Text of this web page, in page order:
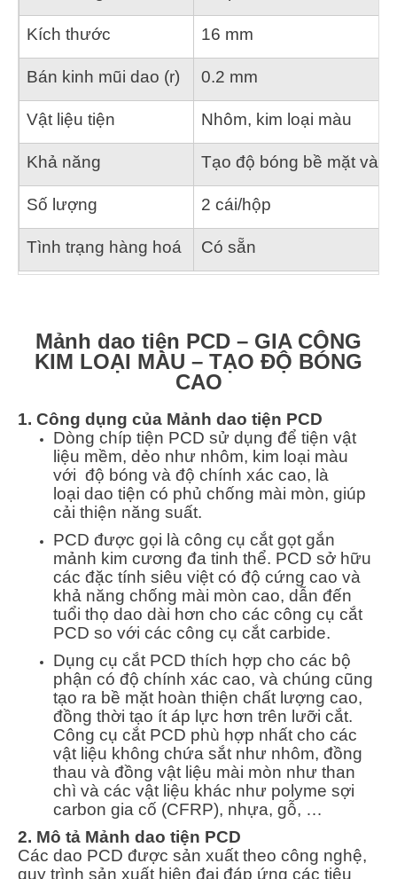
Kích thước 16 mm
Bán kinh mũi dao (r) 0.2 mm
Vật liệu tiện Nhôm, kim loại màu
Khả năng Tạo độ bóng bề mặt và
Số lượng 2 cái/hộp
Tình trạng hàng hoá Có sẵn
Mảnh dao tiện PCD – GIA CÔNG
KIM LOẠI MÀU – TẠO ĐỘ BÓNG
CAO
1. Công dụng của Mảnh dao tiện PCD
Dòng chíp tiện PCD sử dụng để tiện vật
liệu mềm, dẻo như nhôm, kim loại màu
với độ bóng và độ chính xác cao, là
loại dao tiện có phủ chống mài mòn, giúp
cải thiện năng suất.
PCD được gọi là công cụ cắt gọt gắn
mảnh kim cương đa tinh thể. PCD sở hữu
các đặc tính siêu việt có độ cứng cao và
khả năng chống mài mòn cao, dẫn đến
tuổi thọ dao dài hơn cho các công cụ cắt
PCD so với các công cụ cắt carbide.
Dụng cụ cắt PCD thích hợp cho các bộ
phận có độ chính xác cao, và chúng cũng
tạo ra bề mặt hoàn thiện chất lượng cao,
đồng thời tạo ít áp lực hơn trên lưỡi cắt.
Công cụ cắt PCD phù hợp nhất cho các
vật liệu không chứa sắt như nhôm, đồng
thau và đồng vật liệu mài mòn như than
chì và các vật liệu khác như polyme sợi
carbon gia cố (CFRP), nhựa, gỗ, …
2. Mô tả Mảnh dao tiện PCD
Các dao PCD được sản xuất theo công nghệ,
quy trình sản xuất hiện đại đáp ứng các tiêu